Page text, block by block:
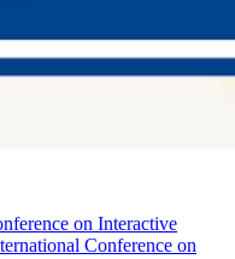
on Interactive
Conference on